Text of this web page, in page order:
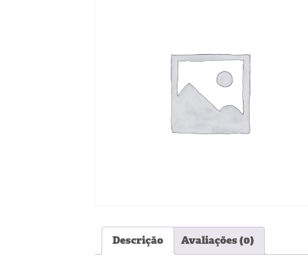
Descrição Avaliações (0)